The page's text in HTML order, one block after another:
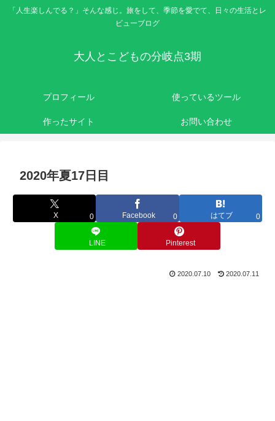
「人生楽しんでる？」そんな感じ。旅をして、季節を愛でて、日々の生活とレ
ビューブログ
大人とこどもの分岐点3期
プロフィール 使っているツール
作ったサイト お問い合わせ
2020年夏17日目
X 0 Facebook 0 はてブ 0
LINE Pinterest
2020.07.10 2020.07.11